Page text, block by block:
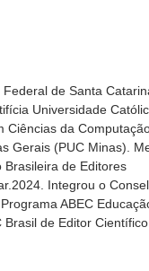
de Santa
Universidade
Ciências da
Gerais (PUC Minas).
Brasileira de Editores
Integrou o
ABEC
Brasil de Editor